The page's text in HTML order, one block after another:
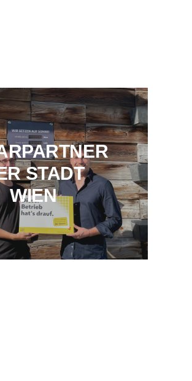
STADT
WIEN